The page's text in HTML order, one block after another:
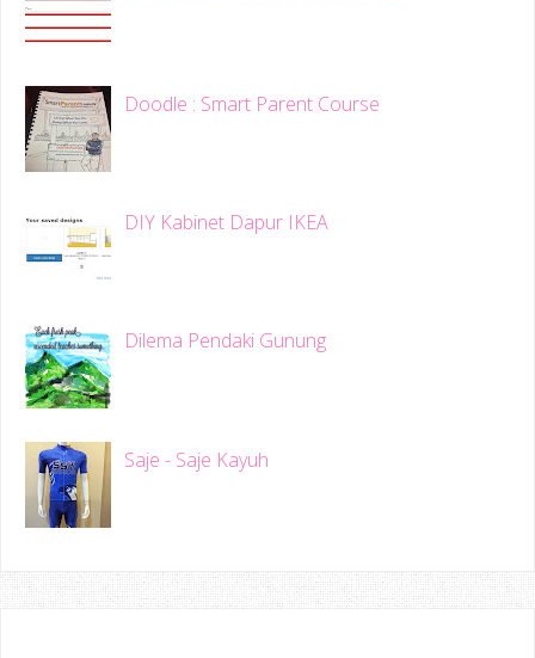
Doodle : Smart Parent Course
DIY Kabinet Dapur IKEA
Dilema Pendaki Gunung
Saje - Saje Kayuh